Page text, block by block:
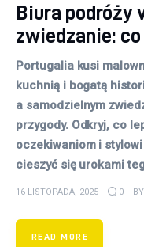
Biura podróży
zwiedzanie:
Portugalia kusi
kuchnią i bogatą
a samodzielnym
przygody. Odkryj, co
oczekiwaniom i
cieszyć się urokami
16 LISTOPADA, 2025 0 BY
READ MORE